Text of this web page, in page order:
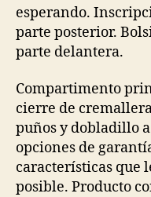
esperando.
parte posterior.
parte delantera.
Compartimento
cierre de
puños y dobladillo
opciones de
características que
posible. Producto